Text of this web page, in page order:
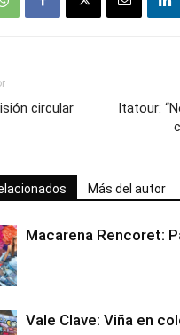
circular
Itatour:
Más del autor
Macarena Rencoret:
Vale Clave: Viña en